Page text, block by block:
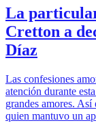
La
Cretton a
Díaz
Las confesiones
atención durante
grandes amores.
quien mantuvo un